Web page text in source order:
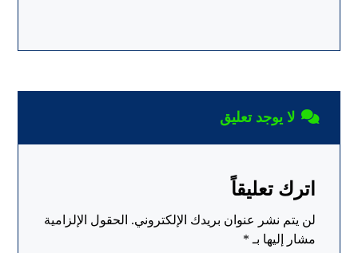
لا يوجد تعليق
اترك تعليقاً
لن يتم نشر عنوان بريدك الإلكتروني. الحقول الإلزامية
مشار إليها بـ *